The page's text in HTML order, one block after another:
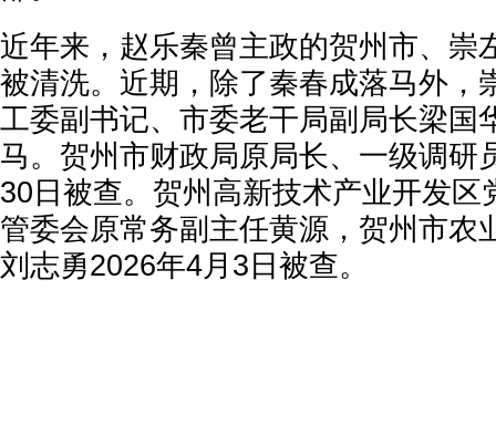
近年来，赵乐秦曾主政的贺州市、崇
被清洗。近期，除了秦春成落马外，
工委副书记、市委老干局副局长梁国
马。贺州市财政局原局长、一级调研
30日被查。贺州高新技术产业开发区
管委会原常务副主任黄源，贺州市农
刘志勇2026年4月3日被查。